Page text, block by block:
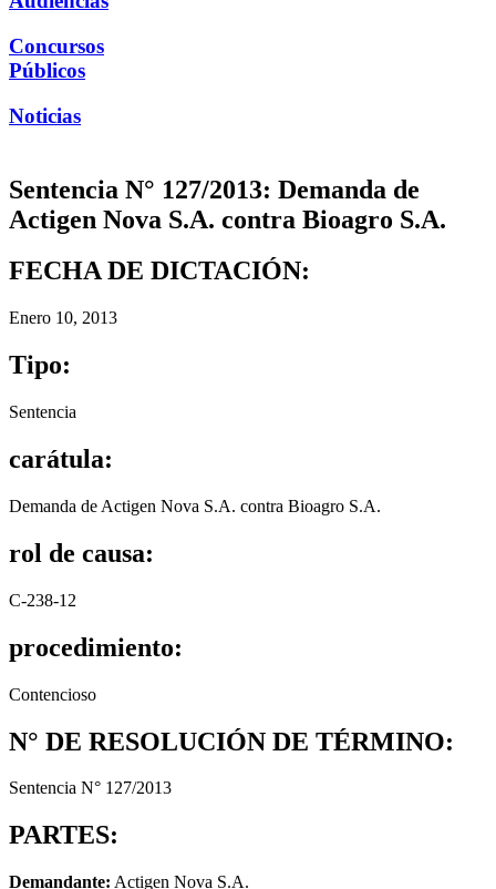
Concursos
Públicos
Noticias
Sentencia N° 127/2013: Demanda de
Actigen Nova S.A. contra Bioagro S.A.
FECHA DE DICTACIÓN:
Enero 10, 2013
Tipo:
Sentencia
carátula:
Demanda de Actigen Nova S.A. contra Bioagro S.A.
rol de causa:
C-238-12
procedimiento:
Contencioso
N° DE RESOLUCIÓN DE TÉRMINO:
Sentencia N° 127/2013
PARTES:
Demandante: Actigen Nova S.A.